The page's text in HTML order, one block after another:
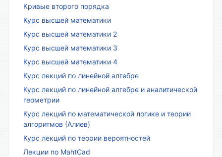
Кривые второго порядка
Курс высшей математики
Курс высшей математики 2
Курс высшей математики 3
Курс высшей математики 4
Курс лекций по линейной алгебре
Курс лекций по линейной алгебре и аналитической
геометрии
Курс лекций по математической логике и теории
алгоритмов (Алиев)
Курс лекций по теории вероятностей
Лекции по MahtCad